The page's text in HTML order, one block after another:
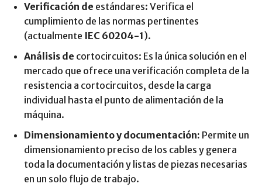
Verificación de estándares: Verifica el
cumplimiento de las normas pertinentes
(actualmente IEC 60204-1).
Análisis de cortocircuitos: Es la única solución en el
mercado que ofrece una verificación completa de la
resistencia a cortocircuitos, desde la carga
individual hasta el punto de alimentación de la
máquina.
Dimensionamiento y documentación: Permite un
dimensionamiento preciso de los cables y genera
toda la documentación y listas de piezas necesarias
en un solo flujo de trabajo.